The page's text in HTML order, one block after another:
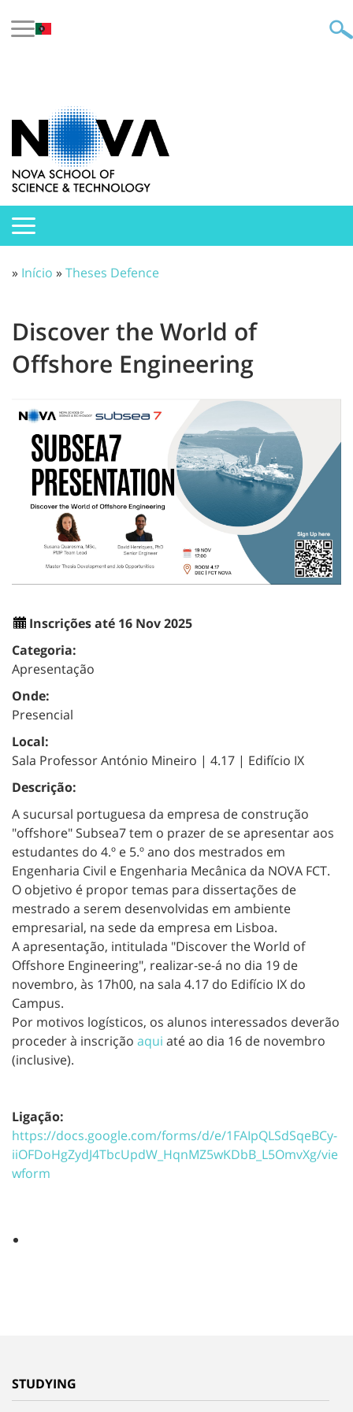
» Início »Theses Defence
Discover the World of
Offshore Engineering
Inscrições até 16 Nov 2025
Categoria:
Apresentação
Onde:
Presencial
Local:
Sala Professor António Mineiro | 4.17 | Edifício IX
Descrição:
A sucursal portuguesa da empresa de construção
"offshore" Subsea7tem o prazer de se apresentar aos
estudantes do 4.º e 5.º ano dos mestrados em
Engenharia Civil e Engenharia Mecânica da NOVA FCT.
O objetivo é propor temas para dissertações de
mestrado a serem desenvolvidas em ambiente
empresarial, na sede da empresa em Lisboa.
A apresentação, intitulada "Discover the World of
Offshore Engineering", realizar-se-á no dia 19 de
novembro, às 17h00, na sala 4.17 do Edifício IX do
Campus.
Por motivos logísticos, os alunos interessados deverão
proceder à inscrição aqui até ao dia 16 de novembro
(inclusive).
Ligação:
https://docs.google.com/forms/d/e/1FAIpQLSdSqeBCy-
iiOFDoHgZydJ4TbcUpdW_HqnMZ5wKDbB_L5OmvXg/vie
wform
STUDYING